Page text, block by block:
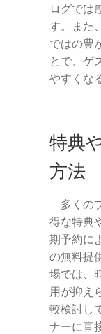
ログでは
す。また
ではの豊
とで、ゲ
やすくな
特典
方法
多くの
得な特典
期予約に
の無料提
場では、
用が抑え
較検討し
ナーに直